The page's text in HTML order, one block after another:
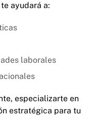
ayudará a:
laborales
especializarte en
estratégica para tu